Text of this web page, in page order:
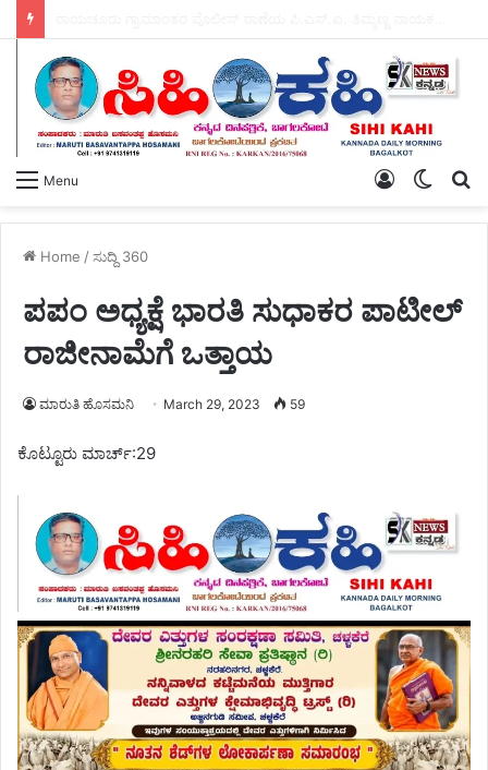
Menu
Switch
Log
Home /ಸುದ್ದಿ 360
ಪಪಂ ಅಧ್ಯಕ್ಷೆ ಭಾರತಿ ಸುಧಾಕರ ಪಾಟೀಲ್
ರಾಜೀನಾಮೆಗೆ ಒತ್ತಾಯ
ಮಾರುತಿ ಹೊಸಮನಿ March 29, 2023 59
ಕೊಟ್ಟೂರು ಮಾರ್ಚ್:29